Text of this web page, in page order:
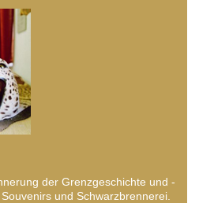
der Grenzgeschichte und -
und Schwarzbrennerei.